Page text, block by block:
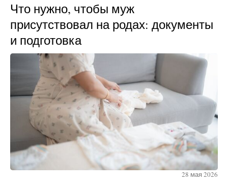
Что нужно, чтобы муж
присутствовал на родах: документы
и подготовка
28 мая 2026